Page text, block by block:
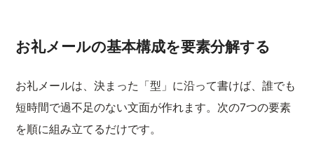
お礼メールの基本構成を要素分解する
お礼メールは、決まった「型」に沿って書けば、誰でも
短時間で過不足のない文面が作れます。次の7つの要素
を順に組み立てるだけです。